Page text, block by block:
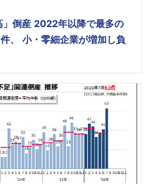
倒産 2022年以降で最多の
小・零細企業が増加し負